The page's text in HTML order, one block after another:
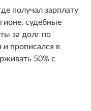
получал зарплату
судебные
за долг по
и прописался в
50% с